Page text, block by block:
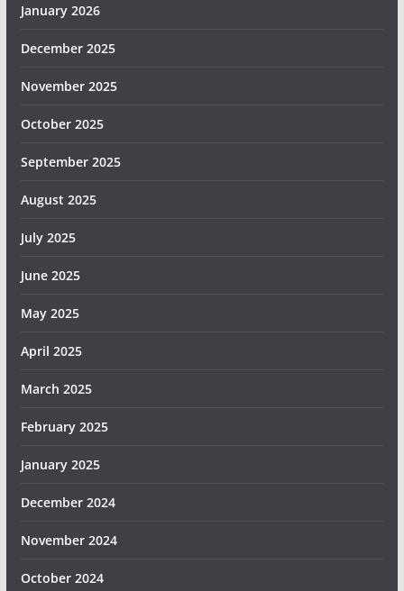
January 2026
December 2025
November 2025
October 2025
September 2025
August 2025
July 2025
June 2025
May 2025
April 2025
March 2025
February 2025
January 2025
December 2024
November 2024
October 2024